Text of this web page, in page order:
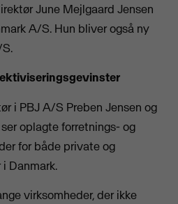
June Mejlgaard Jensen
A/S. Hun bliver også ny
i PBJ A/S Preben Jensen og
oplagte forretnings- og
for både private og
Danmark.
virksomheder, der ikke